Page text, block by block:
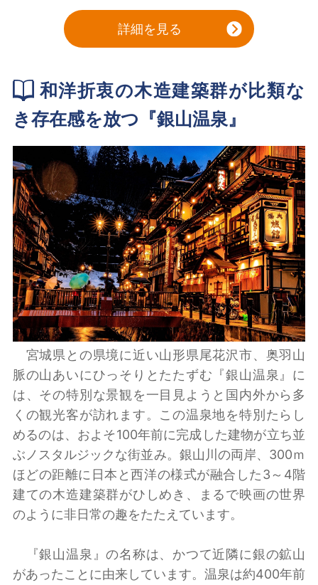
詳細を見る
和洋折衷の木造建築群が比類な
き存在感を放つ『銀山温泉』
宮城県との県境に近い山形県尾花沢市、奥羽山
脈の山あいにひっそりとたたずむ『銀山温泉』に
は、その特別な景観を一目見ようと国内外から多
くの観光客が訪れます。この温泉地を特別たらし
めるのは、およそ100年前に完成した建物が立ち並
ぶノスタルジックな街並み。銀山川の両岸、300ｍ
ほどの距離に日本と西洋の様式が融合した3～4階
建ての木造建築群がひしめき、まるで映画の世界
のように非日常の趣をたたえています。
『銀山温泉』の名称は、かつて近隣に銀の鉱山
があったことに由来しています。温泉は約400年前